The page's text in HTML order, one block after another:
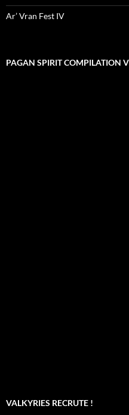
Ar’ Vran Fest IV
PAGAN SPIRIT COMPILATION
VALKYRIES RECRUTE !